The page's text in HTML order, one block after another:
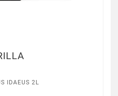
IDAEUS 2L